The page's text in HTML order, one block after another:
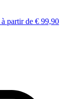
à partir de € 99,90